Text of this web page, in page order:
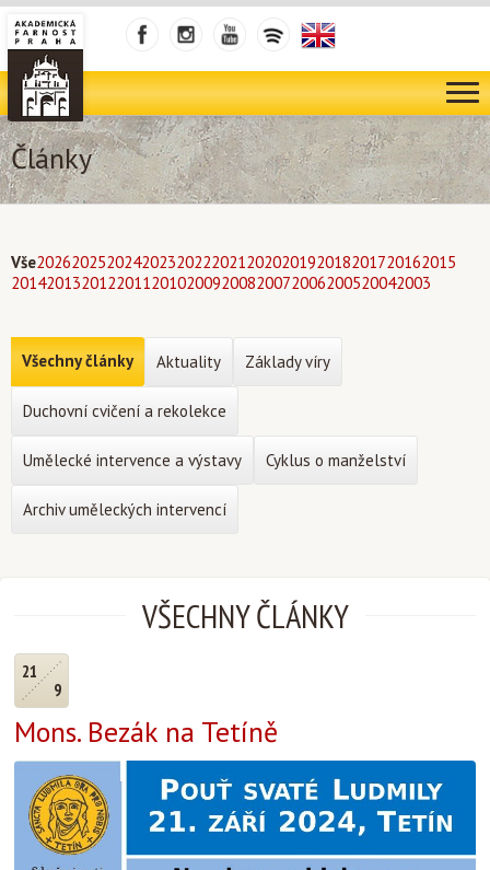
Články
Vše202620252024202320222021202020192018201720162015
201420132012201120102009200820072006200520042003
VŠECHNY ČLÁNKY
21
9
Mons. Bezák na Tetíně
Všechny články Aktuality Základy víry
Duchovní cvičení a rekolekce
Umělecké intervence a výstavy Cyklus o manželství
Archiv uměleckých intervencí